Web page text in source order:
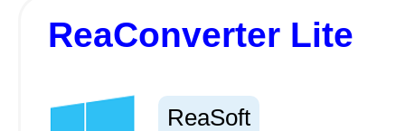
ReaConverter Lite
ReaSoft